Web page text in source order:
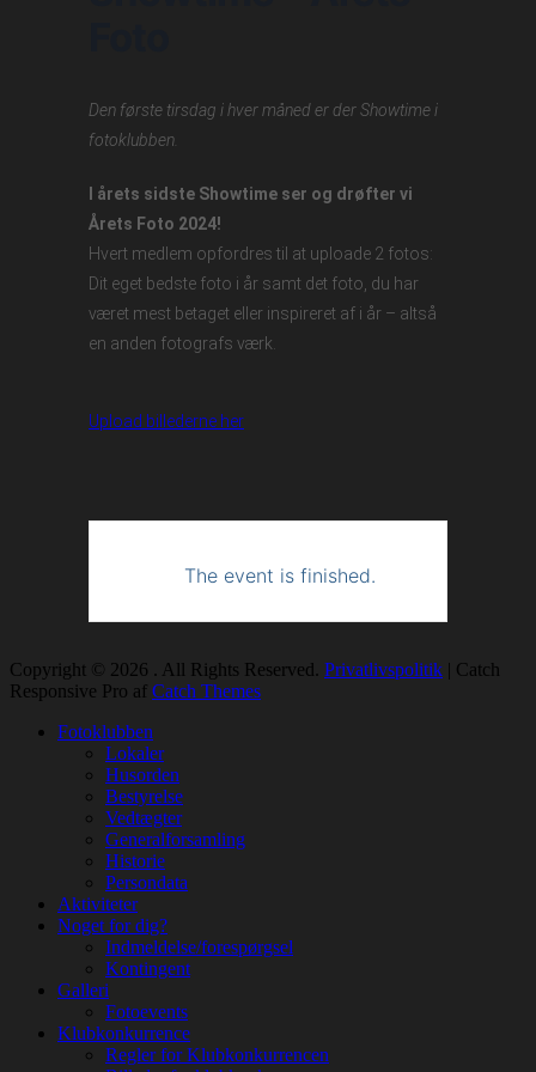
Den første tirsdag i hver måned er der Showtime i
fotoklubben.
I årets sidste Showtime ser og drøfter vi
Årets Foto 2024!
Hvert medlem opfordres til at uploade 2 fotos:
Dit eget bedste foto i år samt det foto, du har
været mest betaget eller inspireret af i år – altså
en anden fotografs værk.
Upload billederne her
The event is finished.
Copyright © 2026 . All Rights Reserved. Privatlivspolitik | Catch
Responsive Pro af Catch Themes
Fotoklubben
Lokaler
Husorden
Bestyrelse
Vedtægter
Generalforsamling
Historie
Persondata
Aktiviteter
Noget for dig?
Indmeldelse/forespørgsel
Kontingent
Galleri
Fotoevents
Klubkonkurrence
Regler for Klubkonkurrencen